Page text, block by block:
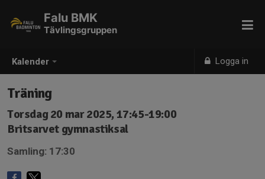
Kalender Logga in
Falu BMK
Tävlingsgruppen
Träning
Torsdag 20 mar 2025, 17:45-19:00
Britsarvet gymnastiksal
Samling: 17:30